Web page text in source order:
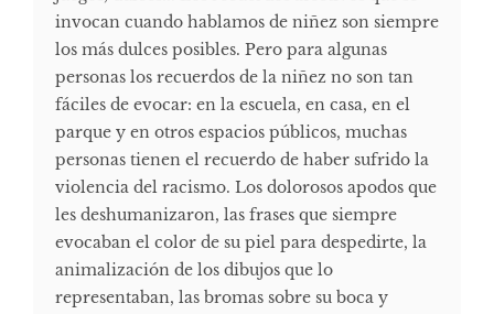
invocan cuando hablamos de niñez son siempre
los más dulces posibles. Pero para algunas
personas los recuerdos de la niñez no son tan
fáciles de evocar: en la escuela, en casa, en el
parque y en otros espacios públicos, muchas
personas tienen el recuerdo de haber sufrido la
violencia del racismo. Los dolorosos apodos que
les deshumanizaron, las frases que siempre
evocaban el color de su piel para despedirte, la
animalización de los dibujos que lo
representaban, las bromas sobre su boca y